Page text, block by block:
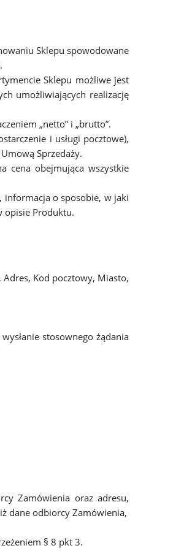
Sklepu spowodowane
Sklepu możliwe jest
umożliwiających realizację
„netto” i „brutto”.
i usługi pocztowe),
Sprzedaży.
cena obejmująca wszystkie
informacja o sposobie, w jaki
opisie Produktu.
Kod pocztowy, Miasto,
stosownego żądania
Zamówienia oraz adresu,
dane odbiorcy Zamówienia,
§ 8 pkt 3.